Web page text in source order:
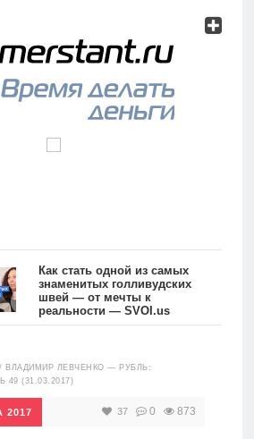
Как стать одной из самых
знаменитых голливудских
швей — от мечты к
реальности — SVOI.us
10554
/ ВЛАДИМИР ЛЕВЧЕНКО — РУБЛЬ:
(31.03.2017)
2017 37 0 873